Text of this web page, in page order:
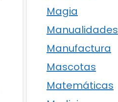
Magia
Manualidades
Manufactura
Mascotas
Matemáticas